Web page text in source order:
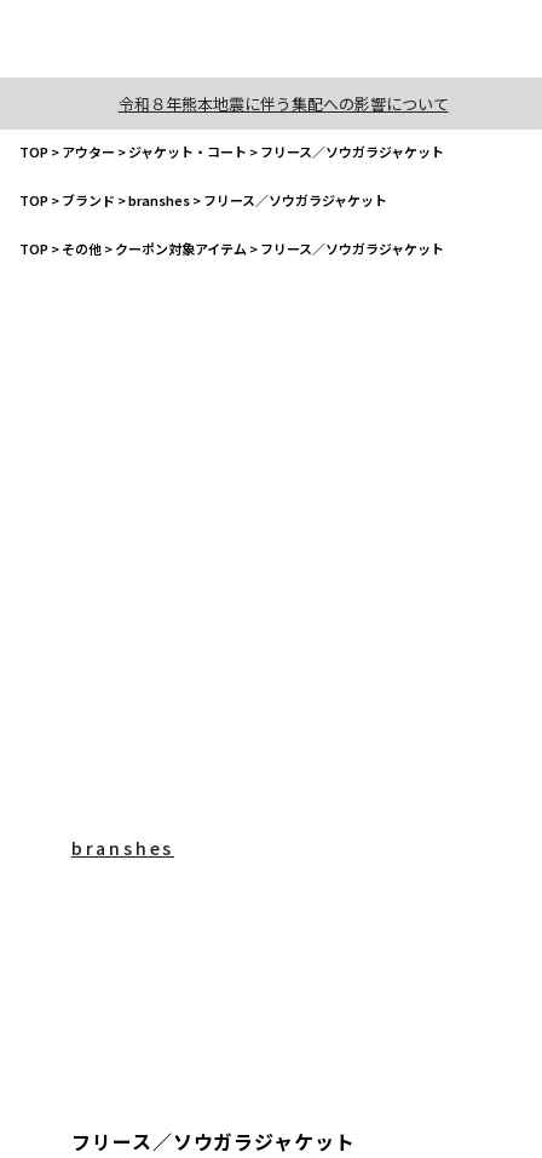
令和８年熊本地震に伴う集配への影響について
TOP>アウター >ジャケット・コート >フリース／ソウガラジャケット
TOP>ブランド >branshes>フリース／ソウガラジャケット
TOP>その他>クーポン対象アイテム >フリース／ソウガラジャケット
branshes
フリース／ソウガラジャケット